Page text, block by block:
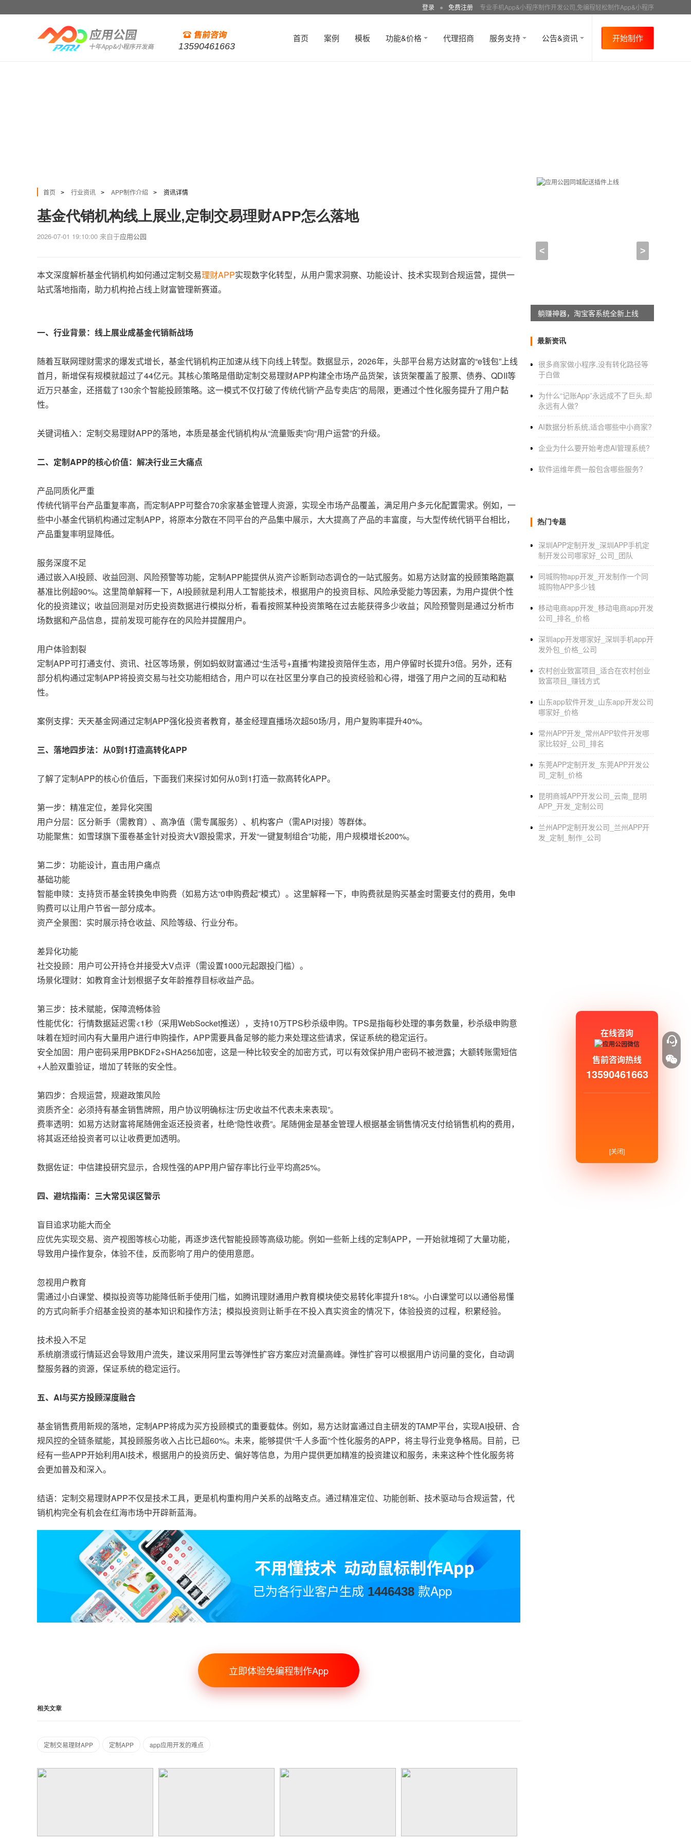
登录 ● 免费注册 专业手机App&小程序制作开发公司,免编程轻松制作App&小程序
13590461663
首页 案例 模板 功能&价格 代理招商 服务支持 公告&资讯 开始制作
首页 > 行业资讯 > APP制作介绍 > 资讯详情
基金代销机构线上展业,定制交易理财APP怎么落地
2026-07-01 19:10:00 来自于应用公园
本文深度解析基金代销机构如何通过定制交易理财APP实现数字化转型，从用户需求洞察、功能设计、技术实现到合规运营，提供一
站式落地指南，助力机构抢占线上财富管理新赛道。
一、行业背景：线上展业成基金代销新战场
随着互联网理财需求的爆发式增长，基金代销机构正加速从线下向线上转型。数据显示，2026年，头部平台易方达财富的“e钱包”上线
首月，新增保有规模就超过了44亿元。其核心策略是借助定制交易理财APP构建全市场产品货架，该货架覆盖了股票、债券、QDII等
近万只基金，还搭载了130余个智能投顾策略。这一模式不仅打破了传统代销“产品专卖店”的局限，更通过个性化服务提升了用户黏
性。
关键词植入：定制交易理财APP的落地，本质是基金代销机构从“流量贩卖”向“用户运营”的升级。
二、定制APP的核心价值：解决行业三大痛点
产品同质化严重
传统代销平台产品重复率高，而定制APP可整合70余家基金管理人资源，实现全市场产品覆盖，满足用户多元化配置需求。例如，一
些中小基金代销机构通过定制APP，将原本分散在不同平台的产品集中展示，大大提高了产品的丰富度，与大型传统代销平台相比，
产品重复率明显降低。
服务深度不足
通过嵌入AI投顾、收益回测、风险预警等功能，定制APP能提供从资产诊断到动态调仓的一站式服务。如易方达财富的投顾策略跑赢
基准比例超90%。这里简单解释一下，AI投顾就是利用人工智能技术，根据用户的投资目标、风险承受能力等因素，为用户提供个性
化的投资建议；收益回测是对历史投资数据进行模拟分析，看看按照某种投资策略在过去能获得多少收益；风险预警则是通过分析市
场数据和产品信息，提前发现可能存在的风险并提醒用户。
用户体验割裂
定制APP可打通支付、资讯、社区等场景，例如蚂蚁财富通过“生活号+直播”构建投资陪伴生态，用户停留时长提升3倍。另外，还有
部分机构通过定制APP将投资交易与社交功能相结合，用户可以在社区里分享自己的投资经验和心得，增强了用户之间的互动和粘
性。
案例支撑：天天基金网通过定制APP强化投资者教育，基金经理直播场次超50场/月，用户复购率提升40%。
三、落地四步法：从0到1打造高转化APP
了解了定制APP的核心价值后，下面我们来探讨如何从0到1打造一款高转化APP。
第一步：精准定位，差异化突围
用户分层：区分新手（需教育）、高净值（需专属服务）、机构客户（需API对接）等群体。
功能聚焦：如雪球旗下蛋卷基金针对投资大V跟投需求，开发“一键复制组合”功能，用户规模增长200%。
第二步：功能设计，直击用户痛点
基础功能
智能申赎：支持货币基金转换免申购费（如易方达“0申购费起”模式）。这里解释一下，申购费就是购买基金时需要支付的费用，免申
购费可以让用户节省一部分成本。
资产全景图：实时展示持仓收益、风险等级、行业分布。
差异化功能
社交投顾：用户可公开持仓并接受大V点评（需设置1000元起跟投门槛）。
场景化理财：如教育金计划根据子女年龄推荐目标收益产品。
第三步：技术赋能，保障流畅体验
性能优化：行情数据延迟需<1秒（采用WebSocket推送），支持10万TPS秒杀级申购。TPS是指每秒处理的事务数量，秒杀级申购意
味着在短时间内有大量用户进行申购操作，APP需要具备足够的能力来处理这些请求，保证系统的稳定运行。
安全加固：用户密码采用PBKDF2+SHA256加密，这是一种比较安全的加密方式，可以有效保护用户密码不被泄露；大额转账需短信
+人脸双重验证，增加了转账的安全性。
第四步：合规运营，规避政策风险
资质齐全：必须持有基金销售牌照，用户协议明确标注“历史收益不代表未来表现”。
费率透明：如易方达财富将尾随佣金返还投资者，杜绝“隐性收费”。尾随佣金是基金管理人根据基金销售情况支付给销售机构的费用，
将其返还给投资者可以让收费更加透明。
数据佐证：中信建投研究显示，合规性强的APP用户留存率比行业平均高25%。
四、避坑指南：三大常见误区警示
盲目追求功能大而全
应优先实现交易、资产视图等核心功能，再逐步迭代智能投顾等高级功能。例如一些新上线的定制APP，一开始就堆砌了大量功能，
导致用户操作复杂，体验不佳，反而影响了用户的使用意愿。
忽视用户教育
需通过小白课堂、模拟投资等功能降低新手使用门槛，如腾讯理财通用户教育模块使交易转化率提升18%。小白课堂可以以通俗易懂
的方式向新手介绍基金投资的基本知识和操作方法；模拟投资则让新手在不投入真实资金的情况下，体验投资的过程，积累经验。
技术投入不足
系统崩溃或行情延迟会导致用户流失，建议采用阿里云等弹性扩容方案应对流量高峰。弹性扩容可以根据用户访问量的变化，自动调
整服务器的资源，保证系统的稳定运行。
五、AI与买方投顾深度融合
基金销售费用新规的落地，定制APP将成为买方投顾模式的重要载体。例如，易方达财富通过自主研发的TAMP平台，实现AI投研、合
规风控的全链条赋能，其投顾服务收入占比已超60%。未来，能够提供“千人多面”个性化服务的APP，将主导行业竞争格局。目前，已
经有一些APP开始利用AI技术，根据用户的投资历史、偏好等信息，为用户提供更加精准的投资建议和服务，未来这种个性化服务将
会更加普及和深入。
结语：定制交易理财APP不仅是技术工具，更是机构重构用户关系的战略支点。通过精准定位、功能创新、技术驱动与合规运营，代
销机构完全有机会在红海市场中开辟新蓝海。
已为各行业客户生成 1446438 款App
立即体验免编程制作App
相关文章
定制交易理财APP 定制APP app应用开发的难点
< >
应用公园同城配送插件上线
最新资讯
很多商家做小程序,没有转化路径等
于白做
为什么“记账App”永远成不了巨头,却
永远有人做?
AI数据分析系统,适合哪些中小商家?
企业为什么要开始考虑AI管理系统?
软件运维年费一般包含哪些服务?
热门专题
深圳APP定制开发_深圳APP手机定
制开发公司哪家好_公司_团队
同城购物app开发_开发制作一个同
城购物APP多少钱
移动电商app开发_移动电商app开发
公司_排名_价格
深圳app开发哪家好_深圳手机app开
发外包_价格_公司
农村创业致富项目_适合在农村创业
致富项目_赚钱方式
山东app软件开发_山东app开发公司
哪家好_价格
常州APP开发_常州APP软件开发哪
家比较好_公司_排名
东莞APP定制开发_东莞APP开发公
司_定制_价格
昆明商城APP开发公司_云南_昆明
APP_开发_定制公司
兰州APP定制开发公司_兰州APP开
发_定制_制作_公司
在线咨询
售前咨询热线
13590461663
[关闭]